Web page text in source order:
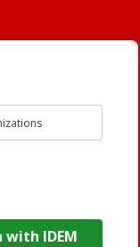
with IDEM